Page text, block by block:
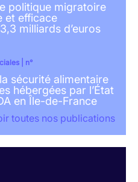
politique migratoire
et efficace
milliards d’euros
| n°
sécurité alimentaire
hébergées par l’État
en Île-de-France
toutes nos publications